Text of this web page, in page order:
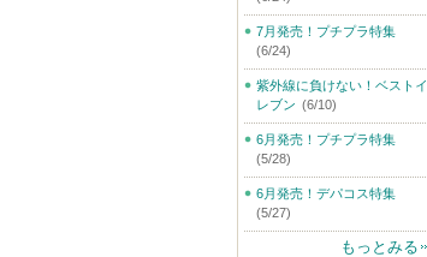
7月発売！プチプラ特集
(6/24)
紫外線に負けない！ベストイ
レブン (6/10)
6月発売！プチプラ特集
(5/28)
6月発売！デパコス特集
(5/27)
もっとみる